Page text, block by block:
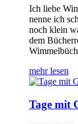
Ich liebe
nenne ich
noch klein
dem
mehr lesen
Tage mit